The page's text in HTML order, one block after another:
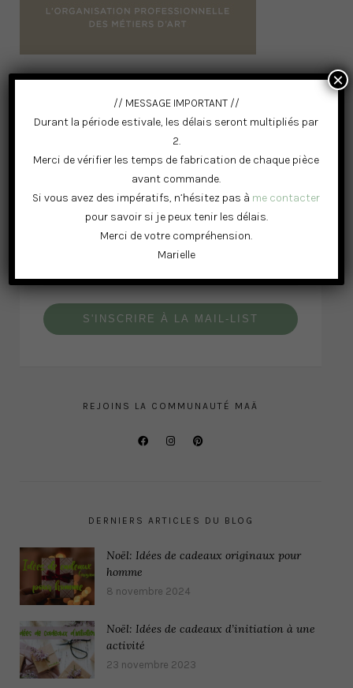
S'INSCRIRE À LA MAIL-LIST
REJOINS LA COMMUNAUTÉ MAÄ
DERNIERS ARTICLES DU BLOG
Noël: Idées de cadeaux originaux pour
homme
8 novembre 2024
Noël: Idées de cadeaux d’initiation à une
activité
23 novembre 2023
// MESSAGE IMPORTANT //
Durant la période estivale, les délais seront multipliés par
2.
Merci de vérifier les temps de fabrication de chaque pièce
avant commande.
Si vous avez des impératifs, n’hésitez pas à me contacter
pour savoir si je peux tenir les délais.
Merci de votre compréhension.
Marielle
×